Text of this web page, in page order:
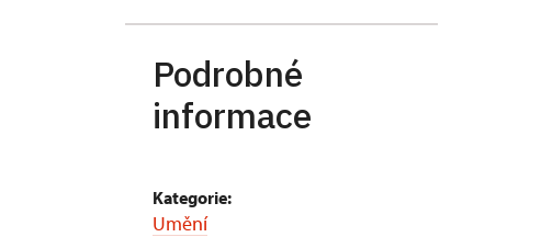
Podrobné
informace
Kategorie:
Umění